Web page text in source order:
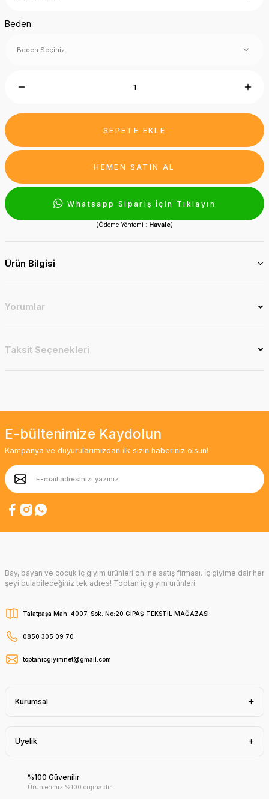
Beden
SEPETE EKLE
HEMEN SATIN AL
Whatsapp Sipariş İçin Tıklayın
(Ödeme Yöntemi : Havale)
Ürün Bilgisi
Yorumlar
Taksit Seçenekleri
E-bültenimize Kaydolun
Kampanya ve duyurularımızdan ilk sizin haberiniz olsun!
Bay, bayan ve çocuk iç giyim ürünleri online satış firması. İç giyime dair her
şeyi bulabileceğiniz tek adres! Toptan iç giyim ürünleri.
Talatpaşa Mah. 4007. Sok. No:20 GİPAŞ TEKSTİL MAĞAZASI
0850 305 09 70
toptanicgiyimnet@gmail.com
Kurumsal
Üyelik
%100 Güvenilir
Ürünlerimiz %100 orijinaldir.